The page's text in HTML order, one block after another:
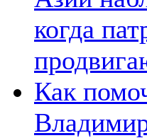
когда
Как